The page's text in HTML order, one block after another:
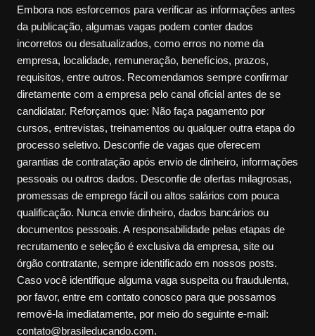
Embora nos esforcemos para verificar as informações antes
da publicação, algumas vagas podem conter dados
incorretos ou desatualizados, como erros no nome da
empresa, localidade, remuneração, benefícios, prazos,
requisitos, entre outros. Recomendamos sempre confirmar
diretamente com a empresa pelo canal oficial antes de se
candidatar. Reforçamos que: Não faça pagamento por
cursos, entrevistas, treinamentos ou qualquer outra etapa do
processo seletivo. Desconfie de vagas que oferecem
garantias de contratação após envio de dinheiro, informações
pessoais ou outros dados. Desconfie de ofertas milagrosas,
promessas de emprego fácil ou altos salários com pouca
qualificação. Nunca envie dinheiro, dados bancários ou
documentos pessoais. A responsabilidade pelas etapas de
recrutamento e seleção é exclusiva da empresa, site ou
órgão contratante, sempre identificado em nossos posts.
Caso você identifique alguma vaga suspeita ou fraudulenta,
por favor, entre em contato conosco para que possamos
removê-la imediatamente, por meio do seguinte e-mail:
contato@brasileducando.com.